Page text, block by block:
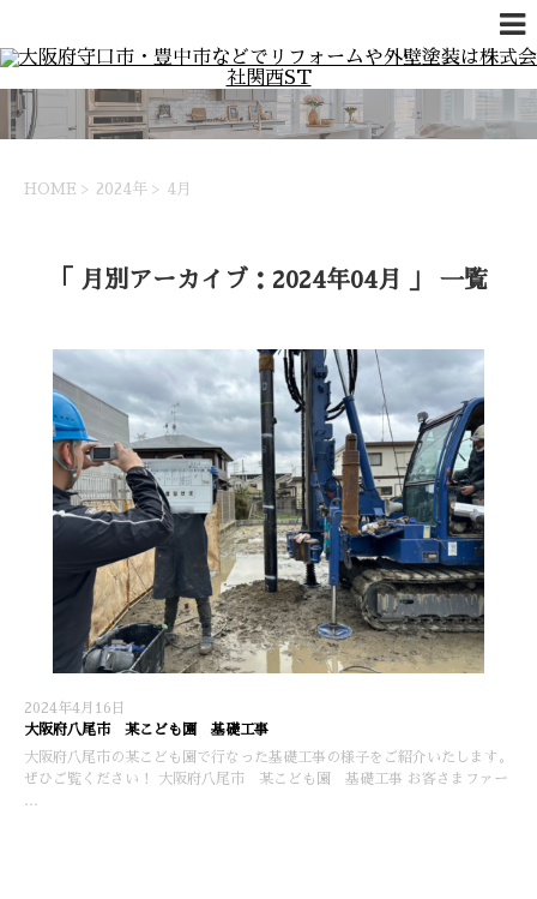
HOME > 2024年 > 4月
「 月別アーカイブ：2024年04月 」 一覧
2024年4月16日
大阪府八尾市 某こども園 基礎工事
大阪府八尾市の某こども園で行なった基礎工事の様子をご紹介いたします。
ぜひご覧ください！ 大阪府八尾市 某こども園 基礎工事 お客さまファー